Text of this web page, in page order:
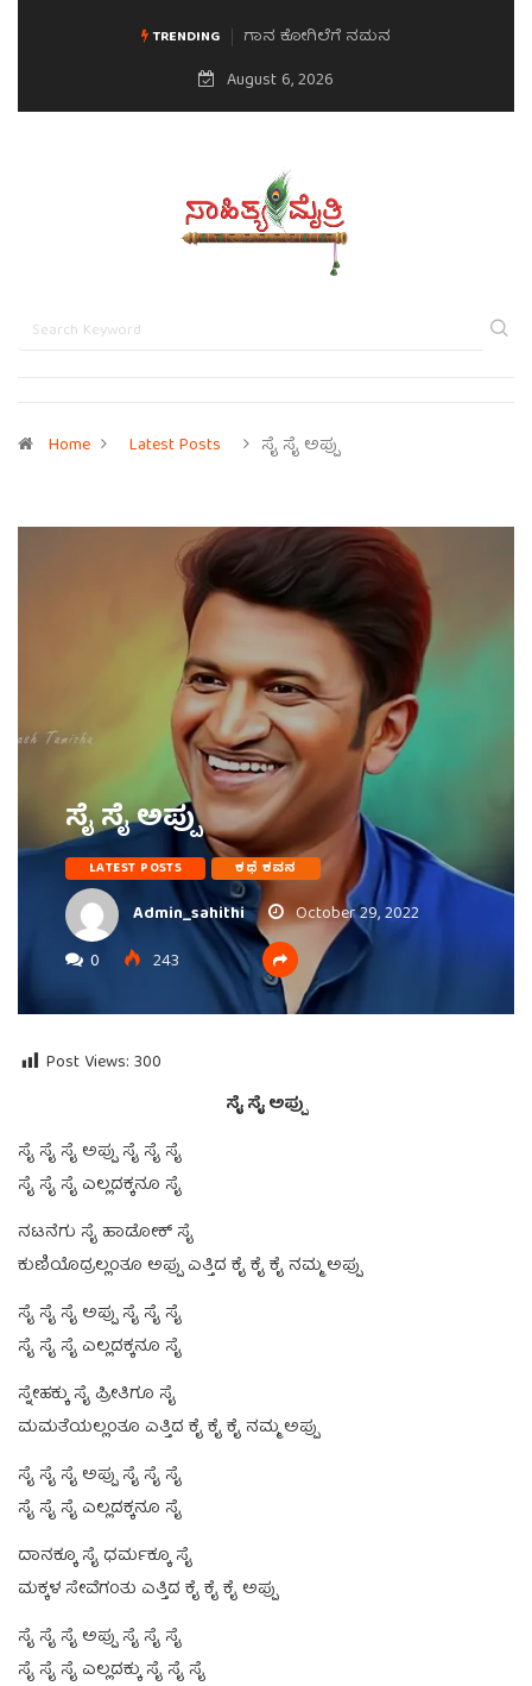
TRENDINGಗಾನ ಕೋಗಿಲೆಗೆ ನಮನ ಮನಸಿನ ಸವಿಭಾವ
August 6, 2026
Home Latest Posts ಸೈ ಸೈ ಅಪ್ಪು
ಸೈ ಸೈ ಅಪ್ಪು
LATEST POSTS ಕಥೆ ಕವನ
Admin_sahithi
October 29, 2022
0
243
Post Views: 300
ಸೈ ಸೈ ಅಪ್ಪು
ಸೈ ಸೈ ಸೈ ಅಪ್ಪು ಸೈ ಸೈ ಸೈ
ಸೈ ಸೈ ಸೈ ಎಲ್ಲದಕ್ಕನೂ ಸೈ
ನಟನೆಗು ಸೈ ಹಾಡೋಕ್ ಸೈ
ಕುಣಿಯೊದ್ರಲ್ಲಂತೂ ಅಪ್ಪು ಎತ್ತಿದ ಕೈ ಕೈ ಕೈ ನಮ್ಮ ಅಪ್ಪು
ಸೈ ಸೈ ಸೈ ಅಪ್ಪು ಸೈ ಸೈ ಸೈ
ಸೈ ಸೈ ಸೈ ಎಲ್ಲದಕ್ಕನೂ ಸೈ
ಸ್ನೇಹಕ್ಕು ಸೈ ಪ್ರೀತಿಗೂ ಸೈ
ಮಮತೆಯಲ್ಲಂತೂ ಎತ್ತಿದ ಕೈ ಕೈ ಕೈ ನಮ್ಮ ಅಪ್ಪು
ಸೈ ಸೈ ಸೈ ಅಪ್ಪು ಸೈ ಸೈ ಸೈ
ಸೈ ಸೈ ಸೈ ಎಲ್ಲದಕ್ಕನೂ ಸೈ
ದಾನಕ್ಕೂ ಸೈ ಧರ್ಮಕ್ಕೂ ಸೈ
ಮಕ್ಕಳ ಸೇವೆಗಂತು ಎತ್ತಿದ ಕೈ ಕೈ ಕೈ ಅಪ್ಪು
ಸೈ ಸೈ ಸೈ ಅಪ್ಪು ಸೈ ಸೈ ಸೈ
ಸೈ ಸೈ ಸೈ ಎಲ್ಲದಕ್ಕು ಸೈ ಸೈ ಸೈ